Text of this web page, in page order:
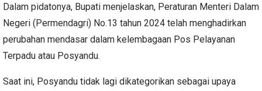
Dalam pidatonya, Bupati menjelaskan, Peraturan Menteri Dalam
Negeri (Permendagri) No.13 tahun 2024 telah menghadirkan
perubahan mendasar dalam kelembagaan Pos Pelayanan
Terpadu atau Posyandu.
Saat ini, Posyandu tidak lagi dikategorikan sebagai upaya